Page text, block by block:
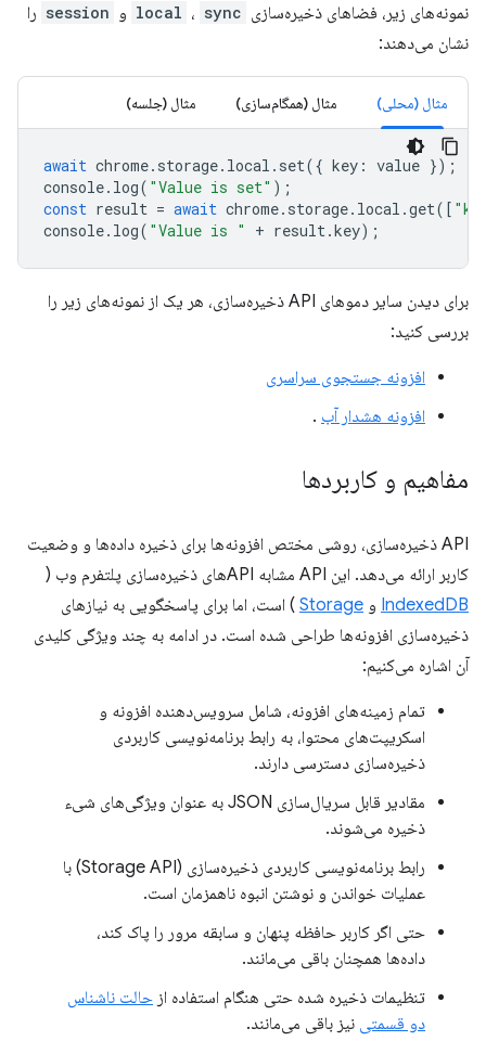
نمونه‌های زیر، فضاهای ذخیره‌سازی local ، sync و session را
نشان می‌دهند:
مثال (محلی) مثال (همگام‌سازی) مثال (جلسه)
await chrome. storage. local . set({ key : value });
console. log( "Value is set" );
const result = await chrome. storage. local .get([
console. log( "Value is " + result.key);
برای دیدن سایر دموهای API ذخیره‌سازی، هر یک از نمونه‌های زیر را
بررسی کنید:
افزونه جستجوی سراسری
افزونه هشدار آب .
مفاهیم و کاربردها
API ذخیره‌سازی، روشی مختص افزونه‌ها برای ذخیره داده‌ها و وضعیت
کاربر ارائه می‌دهد. این API مشابه APIهای ذخیره‌سازی پلتفرم وب (
IndexedDB و Storage ) است، اما برای پاسخگویی به نیازهای
ذخیره‌سازی افزونه‌ها طراحی شده است. در ادامه به چند ویژگی کلیدی
آن اشاره می‌کنیم:
تمام زمینه‌های افزونه، شامل سرویس‌دهنده افزونه و
اسکریپت‌های محتوا، به رابط برنامه‌نویسی کاربردی
ذخیره‌سازی دسترسی دارند.
مقادیر قابل سریال‌سازی JSON به عنوان ویژگی‌های شیء
ذخیره می‌شوند.
رابط برنامه‌نویسی کاربردی ذخیره‌سازی (Storage API) با
عملیات خواندن و نوشتن انبوه ناهمزمان است.
حتی اگر کاربر حافظه پنهان و سابقه مرور را پاک کند،
داده‌ها همچنان باقی می‌مانند.
تنظیمات ذخیره شده حتی هنگام استفاده از حالت ناشناس
دو قسمتی نیز باقی می‌مانند.